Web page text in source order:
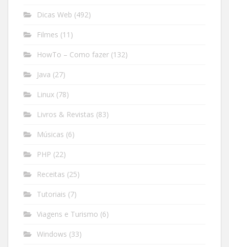
Dicas Web (492)
Filmes (11)
HowTo – Como fazer (132)
Java (27)
Linux (78)
Livros & Revistas (83)
Músicas (6)
PHP (22)
Receitas (25)
Tutoriais (7)
Viagens e Turismo (6)
Windows (33)